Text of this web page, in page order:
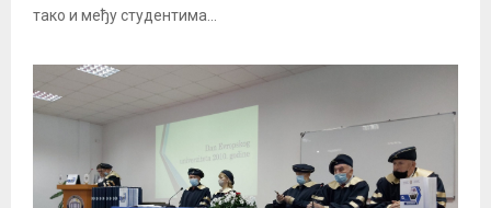
тако и међу студентима...